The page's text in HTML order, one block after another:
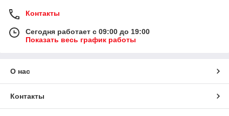
Контакты
Сегодня работает с 09:00 до 19:00
Показать весь график работы
О нас
Контакты